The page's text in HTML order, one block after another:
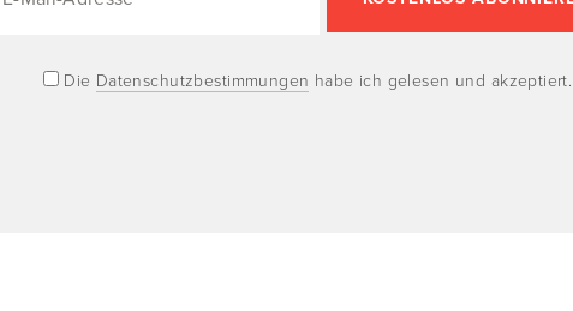
Die Datenschutzbestimmungen habe ich gelesen und akzeptiert.